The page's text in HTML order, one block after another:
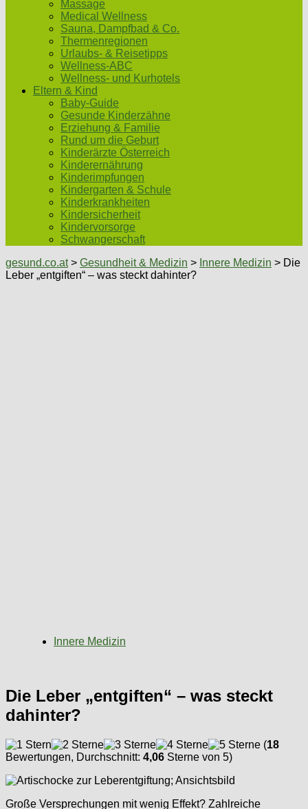
Massage
Medical Wellness
Sauna, Dampfbad & Co.
Thermenregionen
Urlaubs- & Reisetipps
Wellness-ABC
Wellness- und Kurhotels
Eltern & Kind
Baby-Guide
Gesunde Kinderzähne
Erziehung & Familie
Rund um die Geburt
Kinderärzte Österreich
Kinderernährung
Kinderimpfungen
Kindergarten & Schule
Kinderkrankheiten
Kindersicherheit
Kindervorsorge
Schwangerschaft
gesund.co.at> Gesundheit & Medizin > Innere Medizin > Die
Leber „entgiften“ – was steckt dahinter?
Innere Medizin
Die Leber „entgiften“ – was steckt
dahinter?
(18
Bewertungen, Durchschnitt: 4,06 Sterne von 5)
Große Versprechungen mit wenig Effekt? Zahlreiche